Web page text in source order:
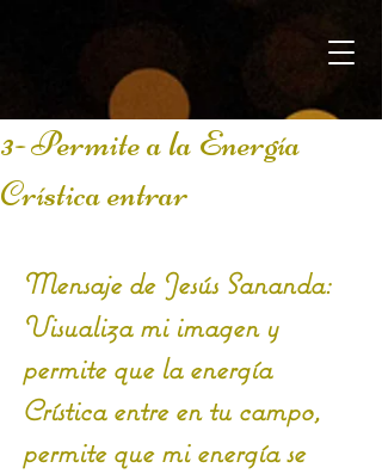
3- Permite a la Energía
Crística entrar
Mensaje de Jesús Sananda:
Visualiza mi imagen y
permite que la energía
Crística entre en tu campo,
permite que mi energía se